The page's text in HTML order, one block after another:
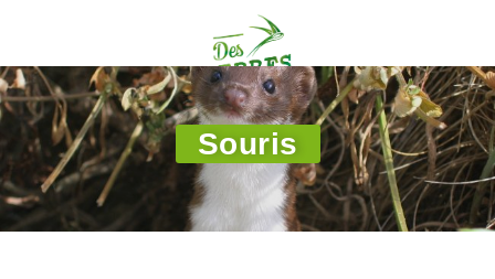
Souris